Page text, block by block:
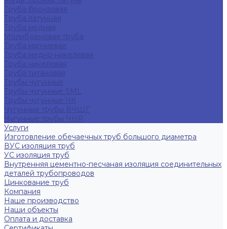
Труба бронзовая
Труба латунная
Труба медная
Молибденовая труба
Труба магниевая
Труба медно-никелевая
Труба никелевая
Труба титановая
Трубы чугунные
Трубы чугунные SML
Трубы чугунные ЧК
Чугунные трубы ВЧШГ
Чугунные трубы ЧНР
Услуги
Изготовление обечаечных труб большого диаметра
ВУС изоляция труб
УС изоляция труб
Внутренняя цементно-песчаная изоляция соединительных
деталей трубопроводов
Цинкование труб
Компания
Наше производство
Наши объекты
Оплата и доставка